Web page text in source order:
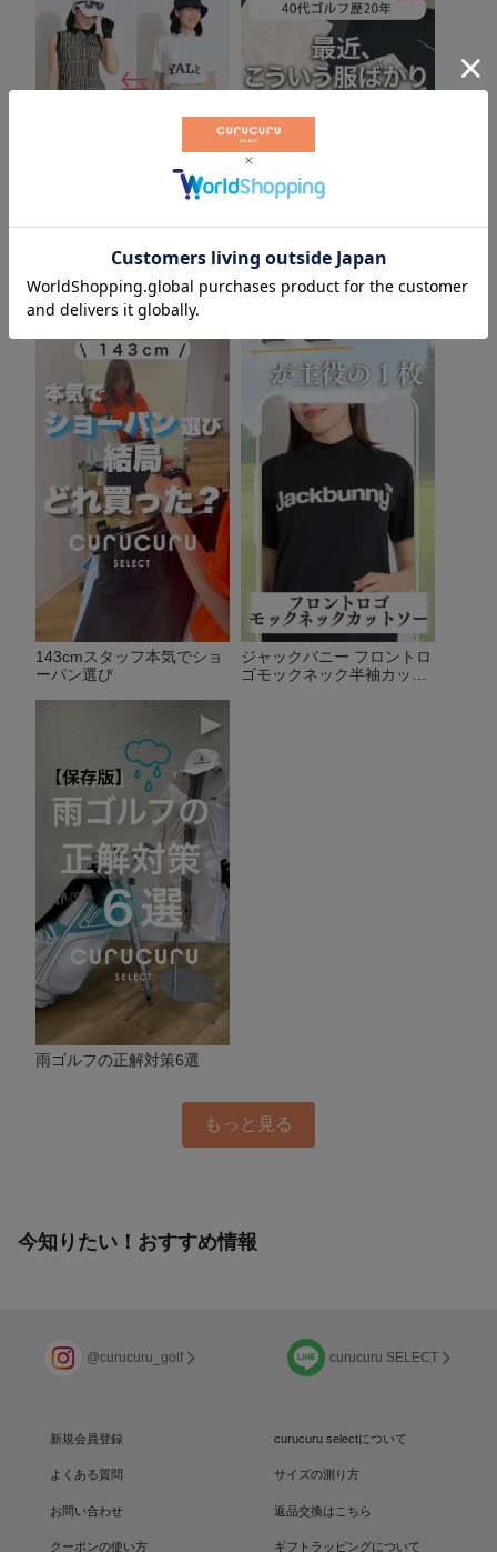
アンサネス 1着で2WAYでス
40代ゴルフ歴20年最近こう
いう服ばかり選んでます
143cmスタッフ本気でショ
ーパン選び
ジャックバニー フロントロ
ゴモックネック半袖カット
▶
雨ゴルフの正解対策6選
もっと見る
今知りたい！おすすめ情報
@curucuru_golf curucuru SELECT
新規会員登録 curucuru selectについて
よくある質問 サイズの測り方
お問い合わせ 返品交換はこちら
クーポンの使い方 ギフトラッピングについて